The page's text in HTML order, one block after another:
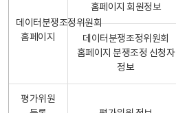
데이터분쟁조정위원회
홈페이지
홈페이지 회원정보
데이터분쟁조정위원회
홈페이지 분쟁조정 신청자
정보
평가위원